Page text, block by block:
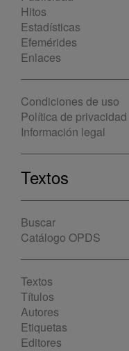
Hitos
Estadísticas
Efemérides
Enlaces
Condiciones de uso
Política de privacidad
Información legal
Textos
Buscar
Catálogo OPDS
Textos
Títulos
Autores
Etiquetas
Editores